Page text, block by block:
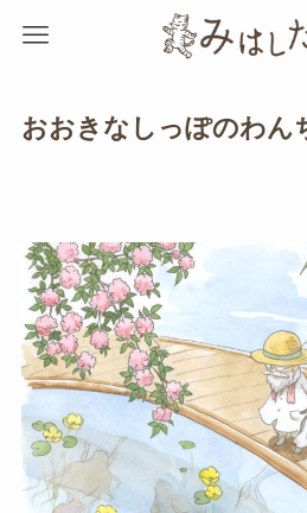
おおきなしっぽのわん